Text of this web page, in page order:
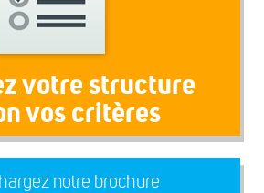
votre structure
vos critères
notre brochure